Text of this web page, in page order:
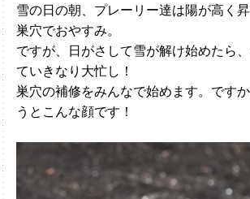
雪の日の朝、プレーリー達は陽が高く
巣穴でおやすみ。
ですが、日がさして雪が解け始めたら
ていきなり大忙し！
巣穴の補修をみんなで始めます。です
うとこんな顔です！